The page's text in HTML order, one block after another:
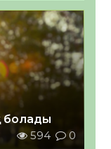
болады
594 0